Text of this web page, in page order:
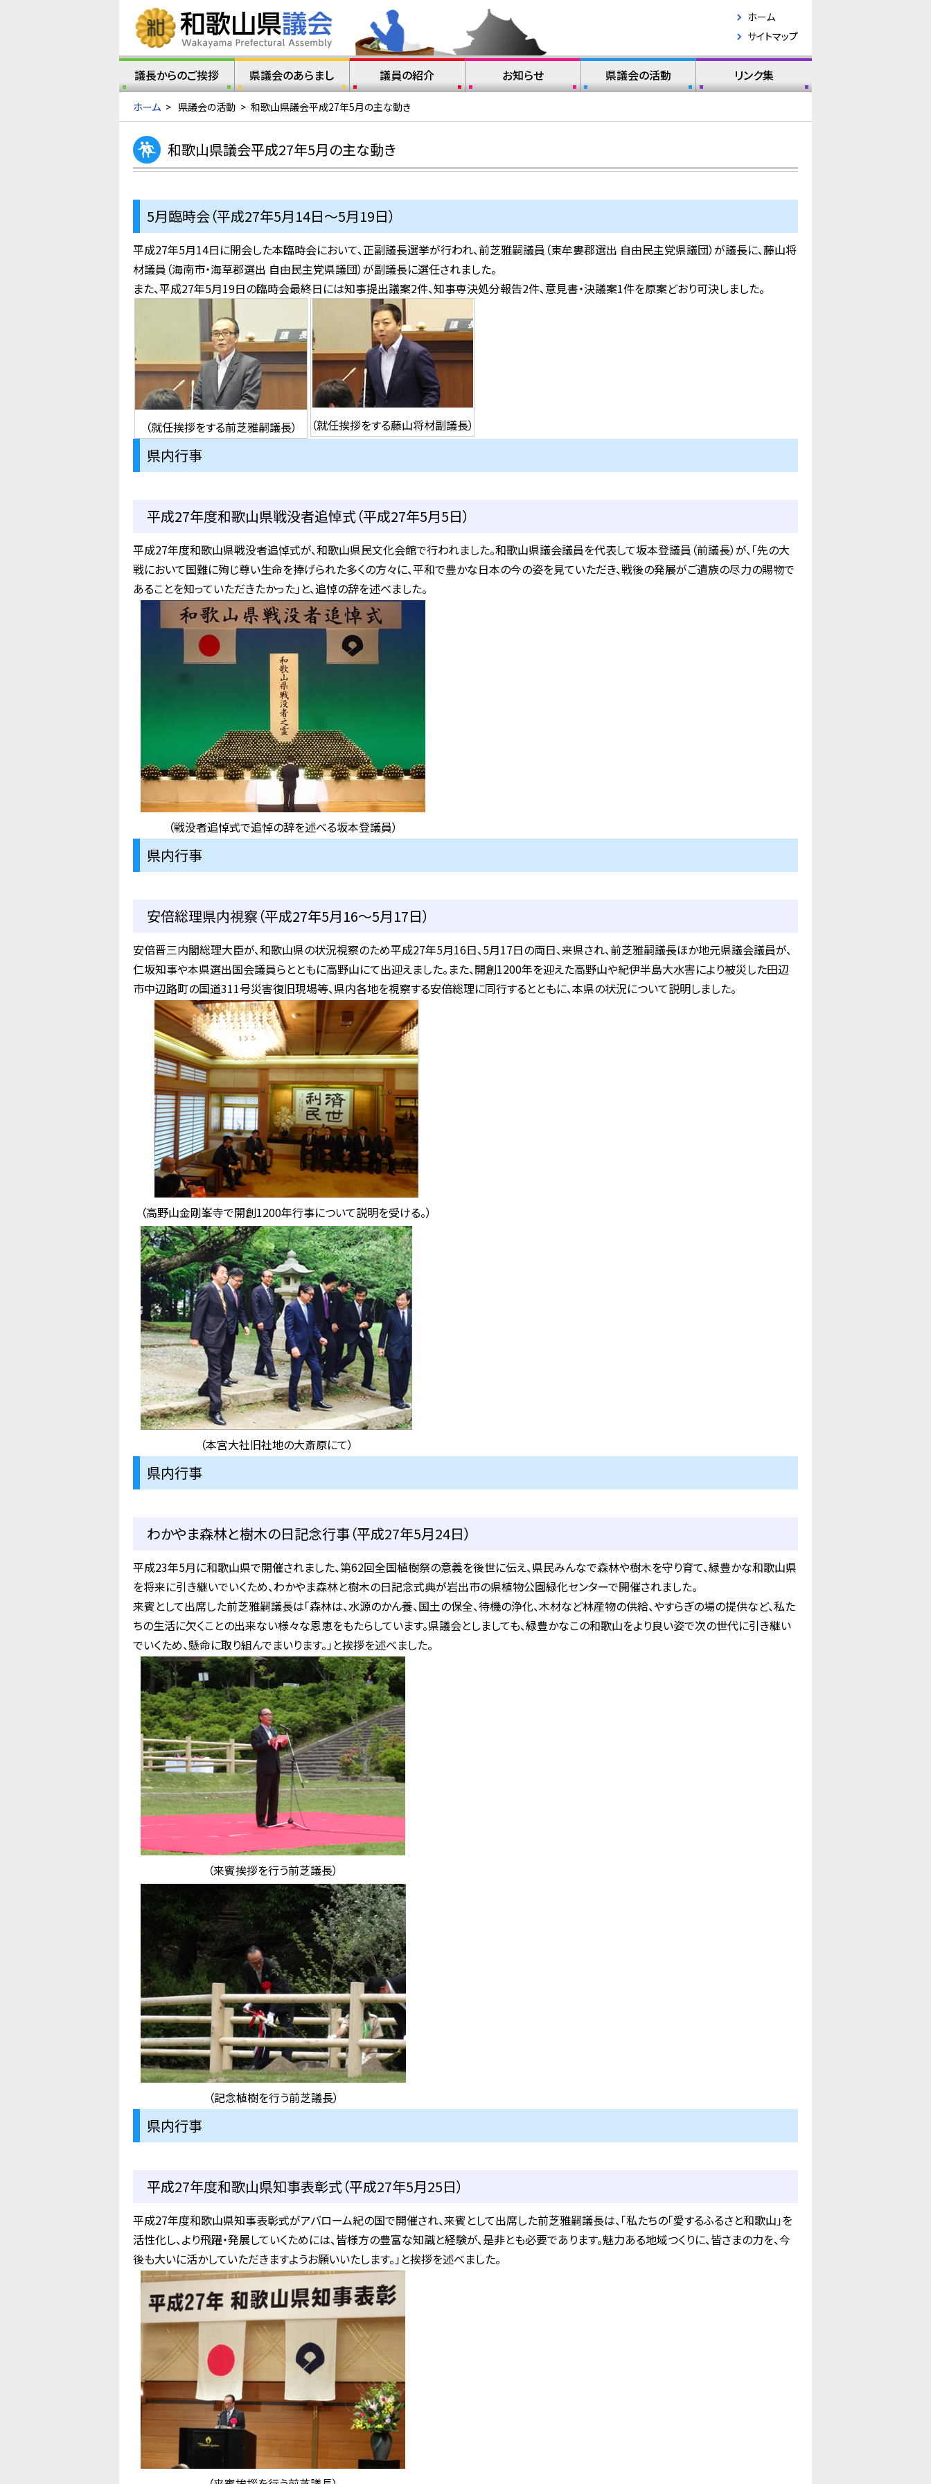
ホーム
サイトマップ
議長からのご挨拶 県議会のあらまし 議員の紹介 お知らせ 県議会の活動 リンク集
ホーム > 県議会の活動 > 和歌山県議会平成27年5月の主な動き
和歌山県議会平成27年5月の主な動き
5月臨時会（平成27年5月14日～5月19日）
平成27年5月14日に開会した本臨時会において、正副議長選挙が行われ、前芝雅嗣議員（東牟婁郡選出 自由民主党県議団）が議長に、藤山将
材議員（海南市・海草郡選出 自由民主党県議団）が副議長に選任されました。
また、平成27年5月19日の臨時会最終日には知事提出議案2件、知事専決処分報告2件、意見書・決議案1件を原案どおり可決しました。
（就任挨拶をする前芝雅嗣議長） （就任挨拶をする藤山将材副議長）
県内行事
平成27年度和歌山県戦没者追悼式（平成27年5月5日）
平成27年度和歌山県戦没者追悼式が、和歌山県民文化会館で行われました。和歌山県議会議員を代表して坂本登議員（前議長）が、「先の大
戦において国難に殉じ尊い生命を捧げられた多くの方々に、平和で豊かな日本の今の姿を見ていただき、戦後の発展がご遺族の尽力の賜物で
あることを知っていただきたかった」と、追悼の辞を述べました。
（戦没者追悼式で追悼の辞を述べる坂本登議員）
県内行事
安倍総理県内視察（平成27年5月16～5月17日）
安倍晋三内閣総理大臣が、和歌山県の状況視察のため平成27年5月16日、5月17日の両日、来県され、前芝雅嗣議長ほか地元県議会議員が、
仁坂知事や本県選出国会議員らとともに高野山にて出迎えました。また、開創1200年を迎えた高野山や紀伊半島大水害により被災した田辺
市中辺路町の国道311号災害復旧現場等、県内各地を視察する安倍総理に同行するとともに、本県の状況について説明しました。
（高野山金剛峯寺で開創1200年行事について説明を受ける。）
（本宮大社旧社地の大斎原にて）
県内行事
わかやま森林と樹木の日記念行事（平成27年5月24日）
平成23年5月に和歌山県で開催されました、第62回全国植樹祭の意義を後世に伝え、県民みんなで森林や樹木を守り育て、緑豊かな和歌山県
を将来に引き継いでいくため、わかやま森林と樹木の日記念式典が岩出市の県植物公園緑化センターで開催されました。
来賓として出席した前芝雅嗣議長は「森林は、水源のかん養、国土の保全、待機の浄化、木材など林産物の供給、やすらぎの場の提供など、私た
ちの生活に欠くことの出来ない様々な恩恵をもたらしています。県議会としましても、緑豊かなこの和歌山をより良い姿で次の世代に引き継い
でいくため、懸命に取り組んでまいります。」と挨拶を述べました。
（来賓挨拶を行う前芝議長）
（記念植樹を行う前芝議長）
県内行事
平成27年度和歌山県知事表彰式（平成27年5月25日）
平成27年度和歌山県知事表彰式がアバローム紀の国で開催され、来賓として出席した前芝雅嗣議長は、「私たちの「愛するふるさと和歌山」を
活性化し、より飛躍・発展していくためには、皆様方の豊富な知識と経験が、是非とも必要であります。魅力ある地域つくりに、皆さまの力を、今
後も大いに活かしていただきますようお願いいたします。」と挨拶を述べました。